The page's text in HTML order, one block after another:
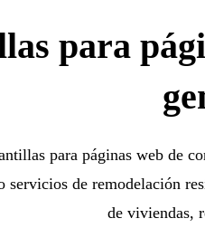
para
para páginas web de
servicios de remodelación
de viviendas,